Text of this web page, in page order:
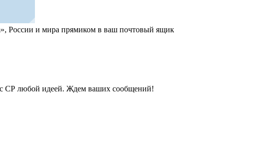
России и мира прямиком в ваш почтовый ящик
с СР любой идеей. Ждем ваших сообщений!